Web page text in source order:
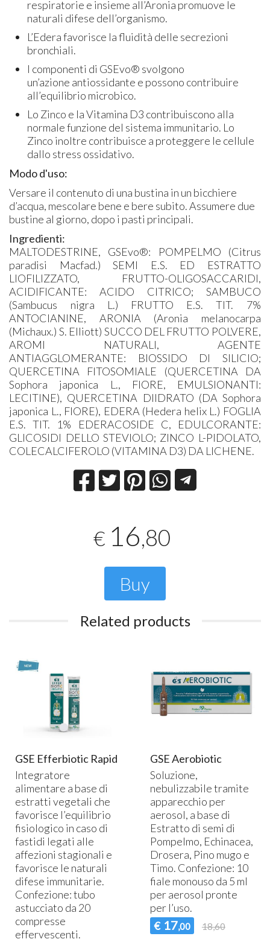
respiratorie e insieme all’Aronia promuove le
naturali difese dell’organismo.
L’Edera favorisce la fluidità delle secrezioni
bronchiali.
I componenti di GSEvo® svolgono
un’azione antiossidante e possono contribuire
all’equilibrio microbico.
Lo Zinco e la Vitamina D3 contribuiscono alla
normale funzione del sistema immunitario. Lo
Zinco inoltre contribuisce a proteggere le cellule
dallo stress ossidativo.
Modo d'uso:
​Versare il contenuto di una bustina in un bicchiere
d’acqua, mescolare bene e bere subito. Assumere due
bustine al giorno, dopo i pasti principali.
Ingredienti:
MALTODESTRINE, GSEvo®: POMPELMO (Citrus
paradisi Macfad.) SEMI E.S. ED ESTRATTO
LIOFILIZZATO, FRUTTO-OLIGOSACCARIDI,
ACIDIFICANTE: ACIDO CITRICO; SAMBUCO
(Sambucus nigra L.) FRUTTO E.S. TIT. 7%
ANTOCIANINE, ARONIA (Aronia melanocarpa
(Michaux.) S. Elliott) SUCCO DEL FRUTTO POLVERE,
AROMI NATURALI, AGENTE
ANTIAGGLOMERANTE: BIOSSIDO DI SILICIO;
QUERCETINA FITOSOMIALE (QUERCETINA DA
Sophora japonica L., FIORE, EMULSIONANTI:
LECITINE), QUERCETINA DIIDRATO (DA Sophora
japonica L., FIORE), EDERA (Hedera helix L.) FOGLIA
E.S. TIT. 1% EDERACOSIDE C, EDULCORANTE:
GLICOSIDI DELLO STEVIOLO; ZINCO L-PIDOLATO,
COLECALCIFEROLO (VITAMINA D3) DA LICHENE.
€ 16,80
Buy
Related products
GSE Efferbiotic Rapid
Integratore
alimentare a base di
estratti vegetali che
favorisce l’equilibrio
fisiologico in caso di
fastidi legati alle
affezioni stagionali e
favorisce le naturali
difese immunitarie.
Confezione: tubo
astucciato da 20
compresse
effervescenti.
GSE Aerobiotic
Soluzione,
nebulizzabile tramite
apparecchio per
aerosol, a base di
Estratto di semi di
Pompelmo, Echinacea,
Drosera, Pino mugo e
Timo. Confezione: 10
fiale monouso da 5 ml
per aerosol pronte
per l’uso.
€ 17,00 18,60